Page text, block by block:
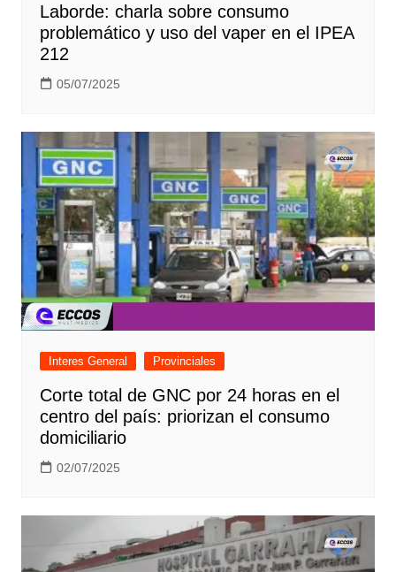
Laborde: charla sobre consumo
problemático y uso del vaper en el IPEA
212
05/07/2025
Interes General Provinciales
Corte total de GNC por 24 horas en el
centro del país: priorizan el consumo
domiciliario
02/07/2025